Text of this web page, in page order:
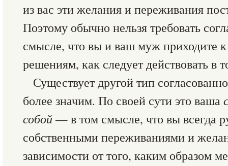
из вас эти желания и переживания
Поэтому обычно нельзя требовать
смысле, что вы и ваш муж приходите
решениям, как следует действовать в
Существует другой тип
более значим. По своей сути это ваша
собой— в том смысле, что вы всегда
собственными переживаниями и
зависимости от того, каким образом